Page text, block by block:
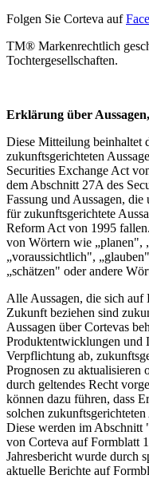
Folgen Sie Corteva auf
TM® Markenrechtlich
Tochtergesellschaften.
Erklärung über
Diese Mitteilung beinhaltet
zukunftsgerichteten
Securities Exchange Act
dem Abschnitt 27A des
Fassung und Aussagen,
für zukunftsgerichtete
Reform Act von 1995
von Wörtern wie „planen",
„voraussichtlich",
„schätzen" oder andere
Alle Aussagen, die sich auf
Zukunft beziehen sind
Aussagen über Cortevas
Produktentwicklungen und
Verpflichtung ab,
Prognosen zu aktualisieren
durch geltendes Recht
können dazu führen, dass
solchen
Diese werden im Abschnitt
von Corteva auf Formblatt
Jahresbericht wurde durch
aktuelle Berichte auf